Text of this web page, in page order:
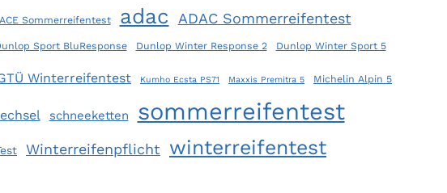
ACE Sommerreifentest adac ADAC Sommerreifentest
Sport BluResponse Dunlop Winter Response 2 Dunlop Winter Sport 5
Winterreifentest Kumho Ecsta PS71 Maxxis Premitra 5 Michelin Alpin 5
schneeketten sommerreifentest
Winterreifenpflicht winterreifentest